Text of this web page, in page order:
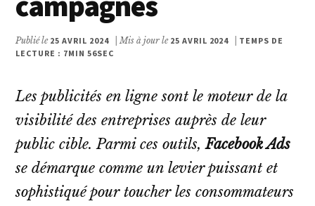
Publié le 25 AVRIL 2024 | Mis à jour le 25 AVRIL 2024
TEMPS DE
LECTURE : 7MIN 56SEC
Les publicités en ligne sont le moteur de la
visibilité des entreprises auprès de leur
public cible. Parmi ces outils, Facebook Ads
se démarque comme un levier puissant et
sophistiqué pour toucher les consommateurs